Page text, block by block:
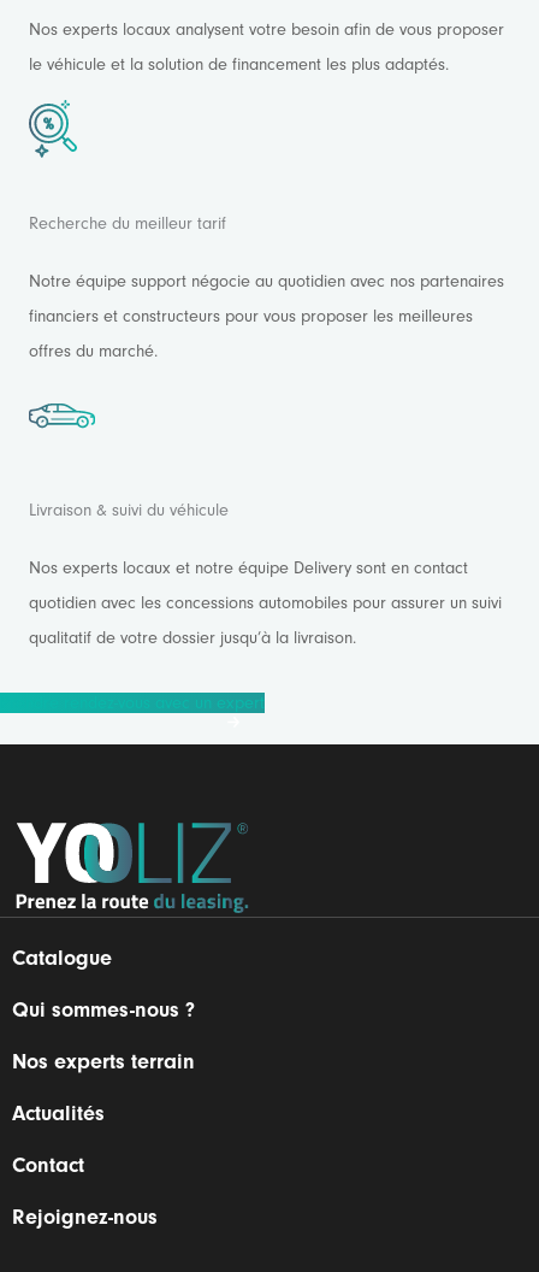
Nos experts locaux analysent votre besoin afin de vous proposer
le véhicule et la solution de financement les plus adaptés.
Recherche du meilleur tarif
Notre équipe support négocie au quotidien avec nos partenaires
financiers et constructeurs pour vous proposer les meilleures
offres du marché.
Livraison & suivi du véhicule
Nos experts locaux et notre équipe Delivery sont en contact
quotidien avec les concessions automobiles pour assurer un suivi
qualitatif de votre dossier jusqu’à la livraison.
Prendre rendez-vous avec un expert
Catalogue
Qui sommes-nous ?
Nos experts terrain
Actualités
Contact
Rejoignez-nous